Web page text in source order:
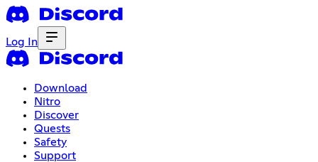
Log In
Download
Nitro
Discover
Quests
Safety
Support